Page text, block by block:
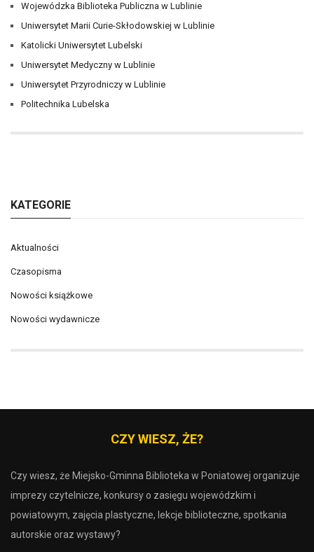
Wojewódzka Biblioteka Publiczna w Lublinie
Uniwersytet Marii Curie-Skłodowskiej w Lublinie
Katolicki Uniwersytet Lubelski
Uniwersytet Medyczny w Lublinie
Uniwersytet Przyrodniczy w Lublinie
Politechnika Lubelska
KATEGORIE
Aktualności
Czasopisma
Nowości książkowe
Nowości wydawnicze
CZY WIESZ, ŻE?
Czy wiesz, że Miejsko-Gminna Biblioteka w Poniatowej organizuje
imprezy czytelnicze, konkursy o zasięgu wojewódzkim i
powiatowym, zajęcia plastyczne, lekcje biblioteczne, spotkania
autorskie oraz wystawy?